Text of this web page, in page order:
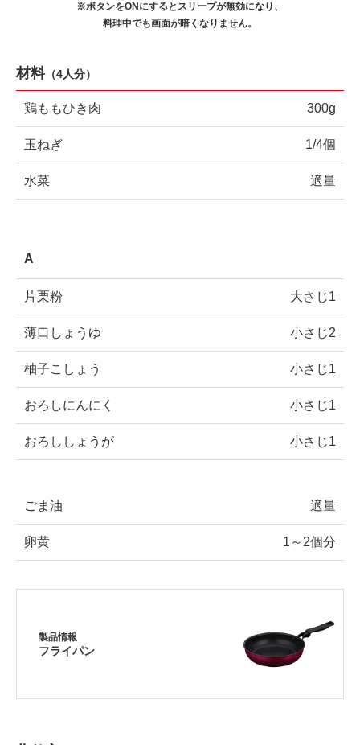
※ボタンをONにするとスリープが無効になり、
料理中でも画面が暗くなりません。
材料（4人分）
鶏ももひき肉 300g
玉ねぎ 1/4個
水菜 適量
A
片栗粉 大さじ1
薄口しょうゆ 小さじ2
柚子こしょう 小さじ1
おろしにんにく 小さじ1
おろししょうが 小さじ1
ごま油 適量
卵黄 1～2個分
製品情報
フライパン